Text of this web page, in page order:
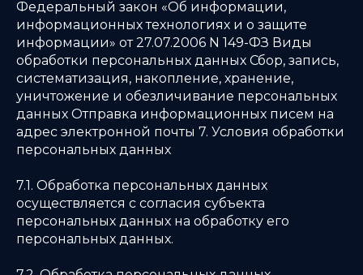
Федеральный закон «Об информации,
информационных технологиях и о защите
информации» от 27.07.2006 N 149-ФЗ Виды
обработки персональных данных Сбор, запись,
систематизация, накопление, хранение,
уничтожение и обезличивание персональных
данных Отправка информационных писем на
адрес электронной почты 7. Условия обработки
персональных данных
7.1. Обработка персональных данных
осуществляется с согласия субъекта
персональных данных на обработку его
персональных данных.